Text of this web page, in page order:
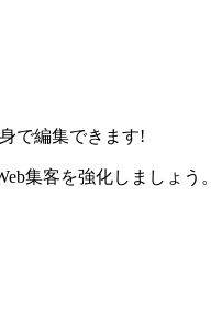
で編集できます!
集客を強化しましょう。